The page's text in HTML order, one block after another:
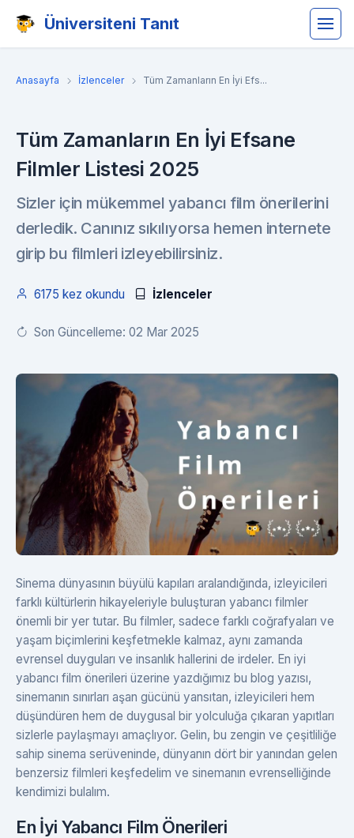
Üniversiteni Tanıt
Anasayfa İzlenceler Tüm Zamanların En İyi Efs...
Tüm Zamanların En İyi Efsane
Filmler Listesi 2025
Sizler için mükemmel yabancı film önerilerini
derledik. Canınız sıkılıyorsa hemen internete
girip bu filmleri izleyebilirsiniz.
6175 kez okundu İzlenceler
Son Güncelleme: 02 Mar 2025
Sinema dünyasının büyülü kapıları aralandığında, izleyicileri
farklı kültürlerin hikayeleriyle buluşturan yabancı filmler
önemli bir yer tutar. Bu filmler, sadece farklı coğrafyaları ve
yaşam biçimlerini keşfetmekle kalmaz, aynı zamanda
evrensel duyguları ve insanlık hallerini de irdeler. En iyi
yabancı film önerileri üzerine yazdığımız bu blog yazısı,
sinemanın sınırları aşan gücünü yansıtan, izleyicileri hem
düşündüren hem de duygusal bir yolculuğa çıkaran yapıtları
sizlerle paylaşmayı amaçlıyor. Gelin, bu zengin ve çeşitliliğe
sahip sinema serüveninde, dünyanın dört bir yanından gelen
benzersiz filmleri keşfedelim ve sinemanın evrenselliğinde
kendimizi bulalım.
En İyi Yabancı Film Önerileri